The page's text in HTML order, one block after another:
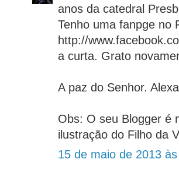
anos da catedral
Tenho uma fanpge no
http://
a curta. Grato
A paz do Senhor.
Obs: O seu Blogger é
ilustração do Filho da
15 de maio de 2013